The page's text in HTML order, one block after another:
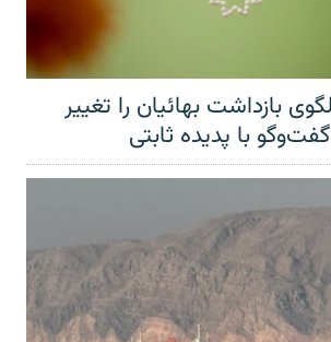
بازداشت بهائیان را تغییر
با پدیده ثابتی